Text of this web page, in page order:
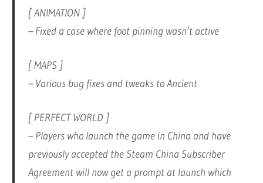
[ ANIMATION ]
– Fixed a case where foot pinning wasn’t active
[ MAPS ]
– Various bug fixes and tweaks to Ancient
[ PERFECT WORLD ]
– Players who launch the game in China and have
previously accepted the Steam China Subscriber
Agreement will now get a prompt at launch which